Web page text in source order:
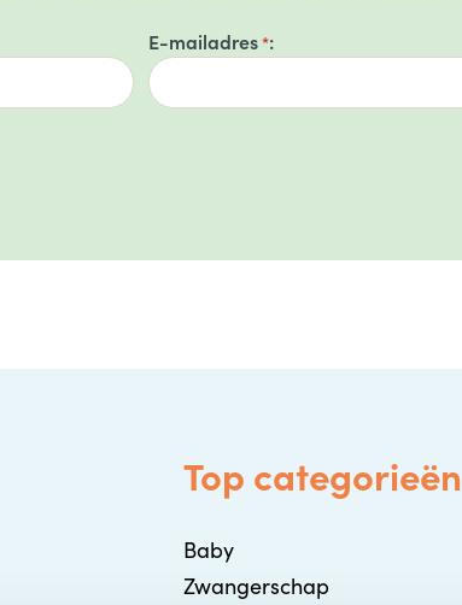
E-mailadres*
Top categorieën
Baby
Zwangerschap